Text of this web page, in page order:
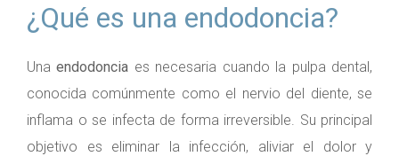
¿Qué es una endodoncia?
Unaendodoncia es necesaria cuando la pulpa dental,
conocida comúnmente como el nervio del diente, se
inflama o se infecta de forma irreversible. Su principal
objetivo es eliminar la infección, aliviar el dolor y